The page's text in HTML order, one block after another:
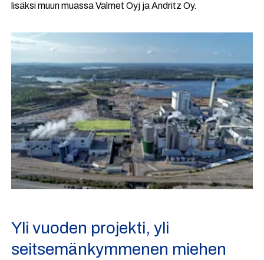
lisäksi muun muassa Valmet Oyj ja Andritz Oy.
Yli vuoden projekti, yli
seitsemänkymmenen miehen